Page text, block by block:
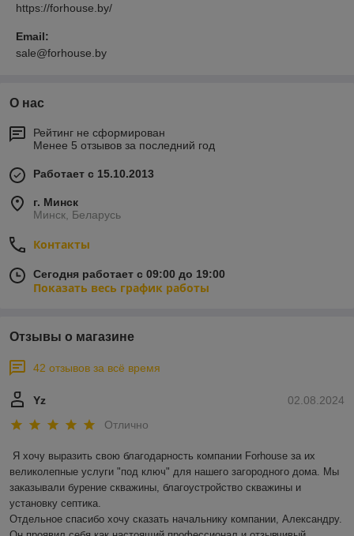
https://forhouse.by/
Email:
sale@forhouse.by
О нас
Рейтинг не сформирован
Менее 5 отзывов за последний год
Работает с 15.10.2013
г. Минск
Минск, Беларусь
Контакты
Сегодня работает с 09:00 до 19:00
Показать весь график работы
Отзывы о магазине
42 отзывов за всё время
02.08.2024
Yz
Отлично
Я хочу выразить свою благодарность компании Forhouse за их
великолепные услуги "под ключ" для нашего загородного дома. Мы
заказывали бурение скважины, благоустройство скважины и
установку септика.
Отдельное спасибо хочу сказать начальнику компании, Александру.